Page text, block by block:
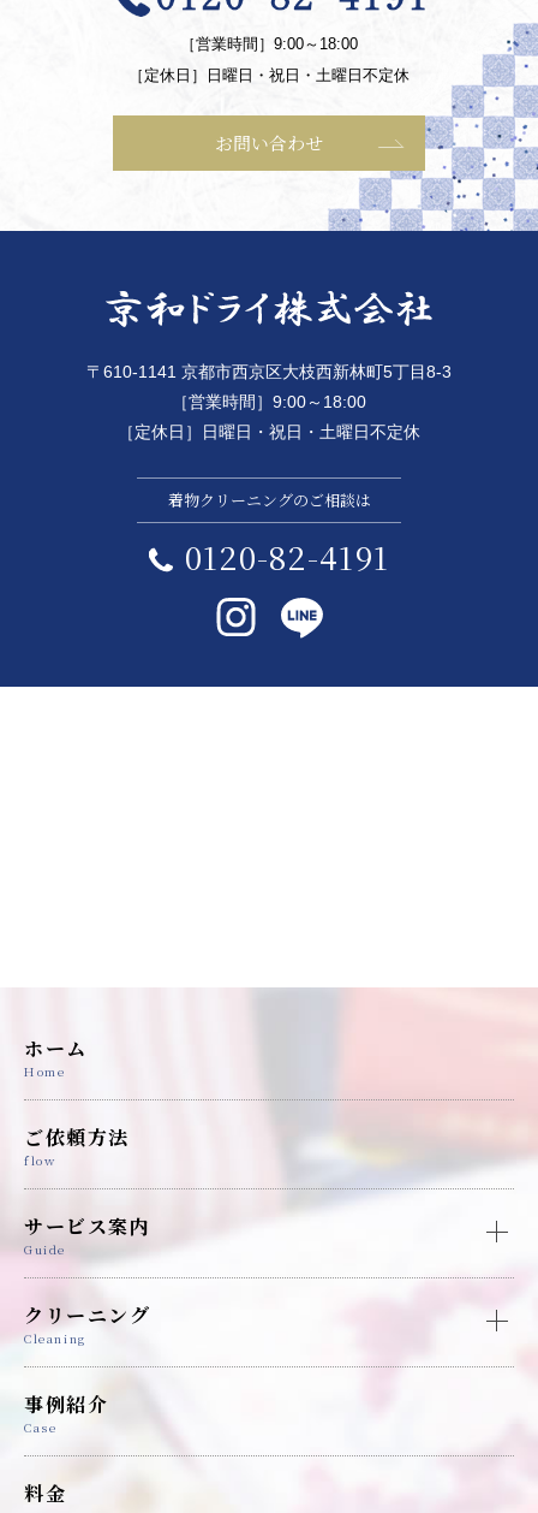
［営業時間］9:00～18:00
［定休日］日曜日・祝日・土曜日不定休
お問い合わせ
〒610-1141 京都市西京区大枝西新林町5丁目8-3
［営業時間］9:00～18:00
［定休日］日曜日・祝日・土曜日不定休
着物クリーニングのご相談は
0120-82-4191
ホーム
Home
ご依頼方法
flow
サービス案内
Guide
クリーニング
Cleaning
事例紹介
Case
料金